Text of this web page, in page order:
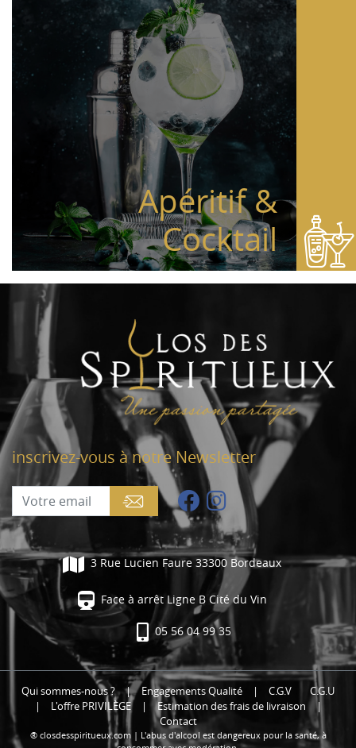
Apéritif &
Cocktail
inscrivez-vous à notre Newsletter
3 Rue Lucien Faure 33300 Bordeaux
Face à arrêt Ligne B Cité du Vin
05 56 04 99 35
Qui sommes-nous ? | Engagements Qualité | C.G.V
C.G.U
|
L'offre PRIVILÈGE | Estimation des frais de livraison
|
Contact
® closdesspiritueux.com | L'abus d'alcool est dangereux pour la santé, à